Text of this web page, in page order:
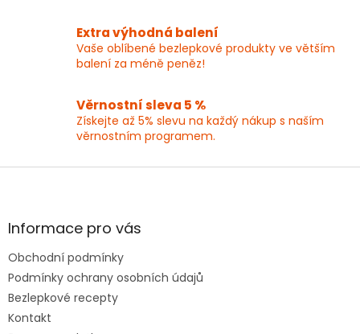
Extra výhodná balení
Vaše oblíbené bezlepkové produkty ve větším
balení za méně peněz!
Věrnostní sleva 5 %
Získejte až 5% slevu na každý nákup s naším
věrnostním programem.
Z
aInformace pro vás
Obchodní podmínky
Podmínky ochrany osobních údajů
Bezlepkové recepty
Kontakt